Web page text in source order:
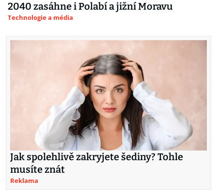
2040 zasáhne i Polabí a jižní Moravu
Technologie a média
Jak spolehlivě zakryjete šediny? Tohle
musíte znát
Reklama